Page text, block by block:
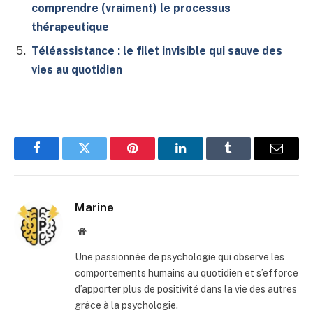
comprendre (vraiment) le processus
thérapeutique
Téléassistance : le filet invisible qui sauve des
vies au quotidien
FacebookTwitter Pinterest LinkedInTumblr
E-
Marine
Site
Une passionnée de psychologie qui observe les
comportements humains au quotidien et s’efforce
d’apporter plus de positivité dans la vie des autres
grâce à la psychologie.